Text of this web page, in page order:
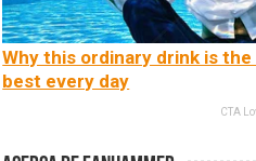
Why this ordinary drink is
best every day
CTA